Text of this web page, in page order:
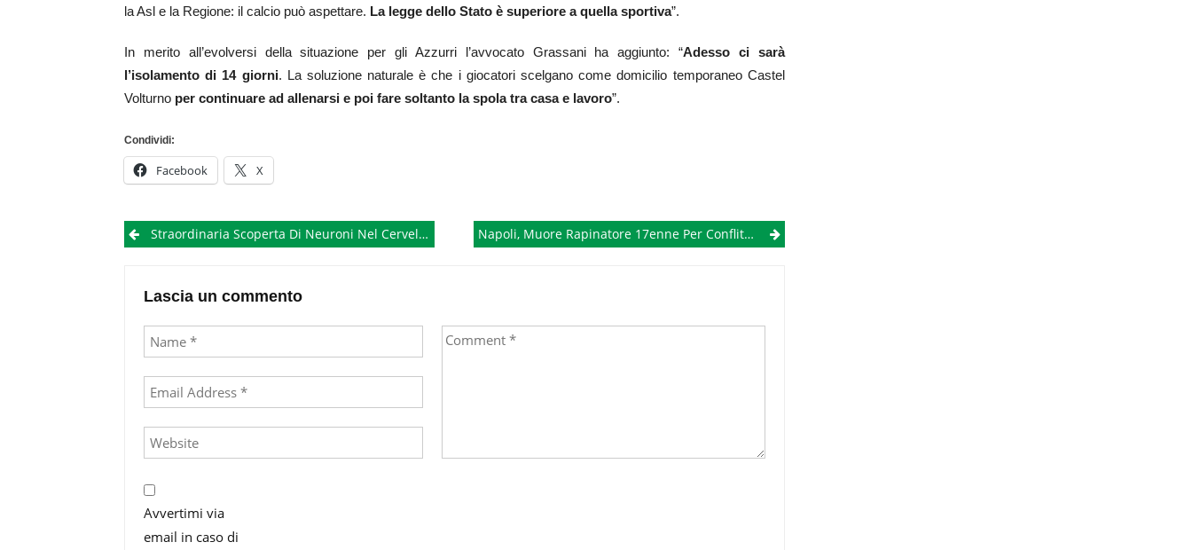
la Asl e la Regione: il calcio può aspettare. La legge dello Stato è superiore a quella sportiva”.
In merito all’evolversi della situazione per gli Azzurri l’avvocato Grassani ha aggiunto: “Adesso ci sarà
l’isolamento di 14 giorni. La soluzione naturale è che i giocatori scelgano come domicilio temporaneo Castel
Volturno per continuare ad allenarsi e poi fare soltanto la spola tra casa e lavoro”.
Condividi:
Facebook X
Post​​​​​​​​​​​Straordinaria Scoperta Di Neuroni Nel Cervello Vetrificato Di Una Vittima Dell’eruzione Del 79 D.C. Napoli, Muore Rapinatore 17enne Per Conflitto A Fuoco Con Polizia
Lascia un commento
Avvertimi via
email in caso di